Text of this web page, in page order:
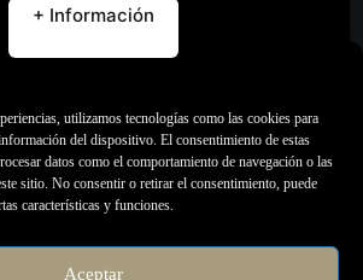
utilizamos tecnologías como las cookies para
del dispositivo. El consentimiento de estas
datos como el comportamiento de navegación o las
sitio. No consentir o retirar el consentimiento, puede
características y funciones.
Aceptar
Artdriver F-Power
375,00
de Tatuar,Maquinas Pen,Todo
+ Información